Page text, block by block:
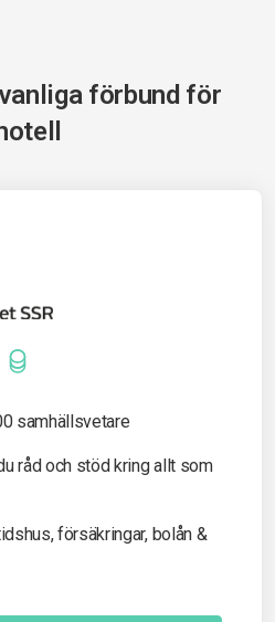
förbund för
samhällsvetare
råd och stöd kring allt som
försäkringar, bolån &